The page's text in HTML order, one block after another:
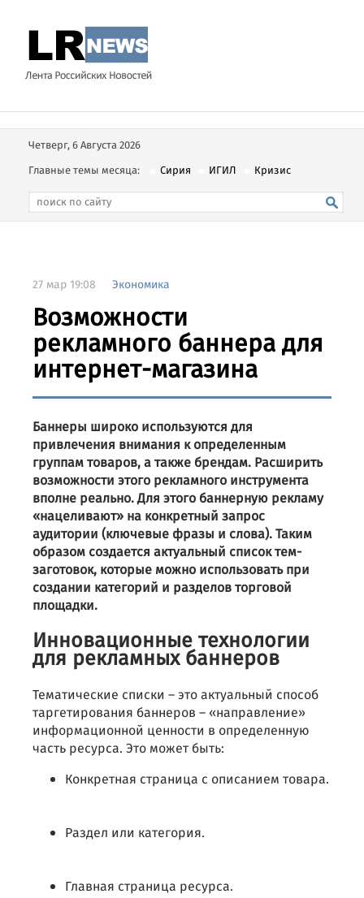
Четверг, 6 Августа 2026
Главные темы месяца:
Сирия ИГИЛ Кризис
27 мар 19:08 Экономика
Возможности
рекламного баннера для
интернет-магазина
Баннеры широко используются для
привлечения внимания к определенным
группам товаров, а также брендам. Расширить
возможности этого рекламного инструмента
вполне реально. Для этого баннерную рекламу
«нацеливают» на конкретный запрос
аудитории (ключевые фразы и слова). Таким
образом создается актуальный список тем-
заготовок, которые можно использовать при
создании категорий и разделов торговой
площадки.
Инновационные технологии
для рекламных баннеров
Тематические списки – это актуальный способ
таргетирования баннеров – «направление»
информационной ценности в определенную
часть ресурса. Это может быть:
Конкретная страница с описанием товара.
Раздел или категория.
Главная страница ресурса.